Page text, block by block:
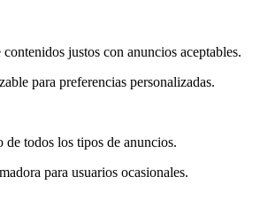
justos con anuncios aceptables.
para preferencias personalizadas.
todos los tipos de anuncios.
para usuarios ocasionales.